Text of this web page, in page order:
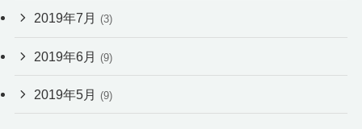
2019年7月 (3)
2019年6月 (9)
2019年5月 (9)